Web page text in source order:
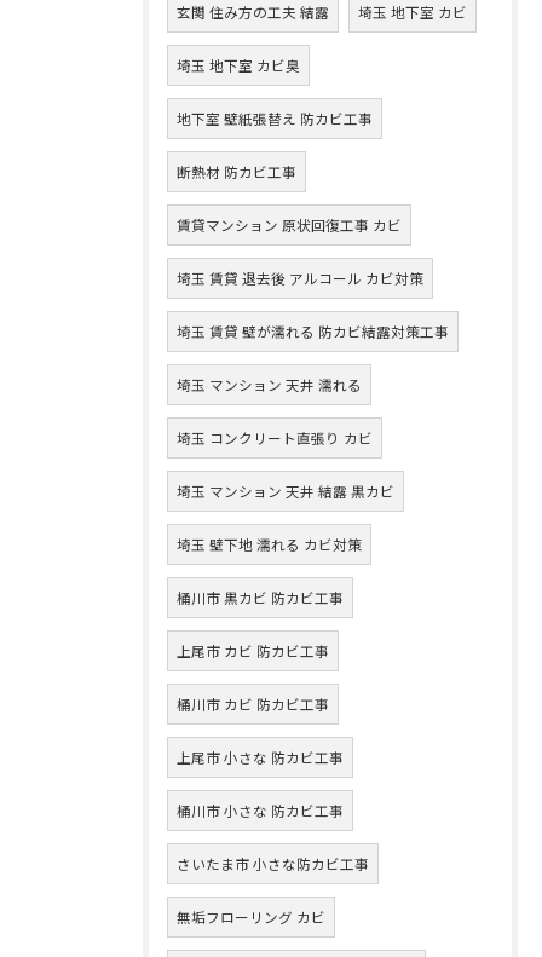
玄関 住み方の工夫 結露 埼玉 地下室 カビ
埼玉 地下室 カビ臭
地下室 壁紙張替え 防カビ工事
断熱材 防カビ工事
賃貸マンション 原状回復工事 カビ
埼玉 賃貸 退去後 アルコール カビ対策
埼玉 賃貸 壁が濡れる 防カビ結露対策工事
埼玉 マンション 天井 濡れる
埼玉 コンクリート直張り カビ
埼玉 マンション 天井 結露 黒カビ
埼玉 壁下地 濡れる カビ対策
桶川市 黒カビ 防カビ工事
上尾市 カビ 防カビ工事
桶川市 カビ 防カビ工事
上尾市 小さな 防カビ工事
桶川市 小さな 防カビ工事
さいたま市 小さな防カビ工事
無垢フローリング カビ